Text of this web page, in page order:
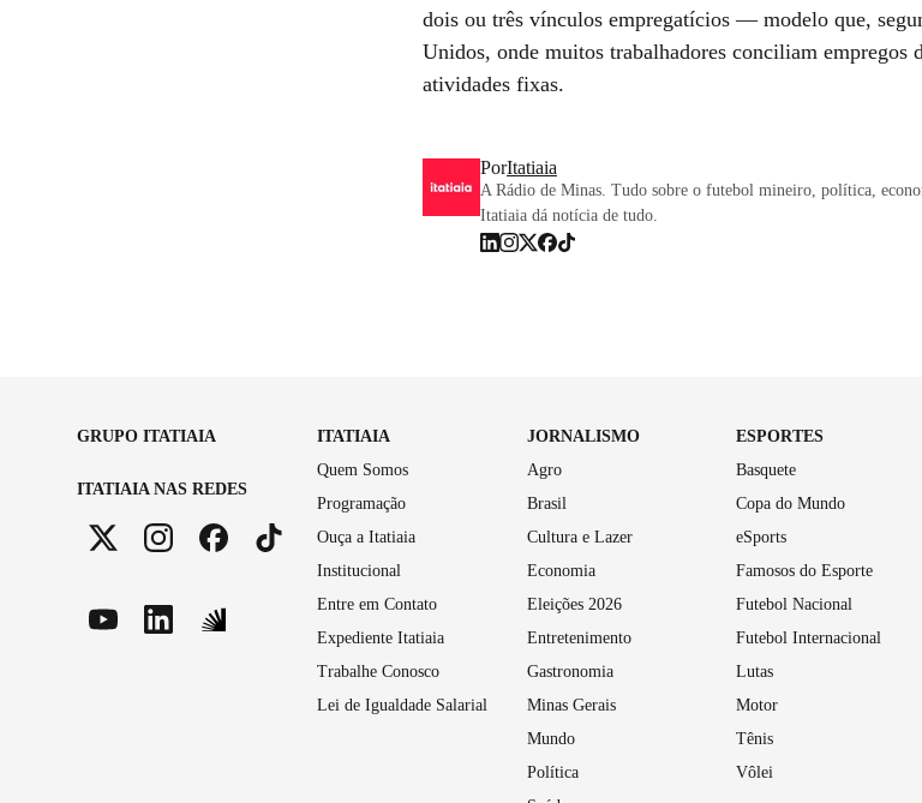
dois ou três vínculos empregatícios — modelo que,
Unidos, onde muitos trabalhadores conciliam empregos
atividades fixas.
PorItatiaia
A Rádio de Minas. Tudo sobre o futebol mineiro, política,
Itatiaia dá notícia de tudo.
GRUPO ITATIAIA
ITATIAIA NAS REDES
ITATIAIA
Quem Somos
Programação
Ouça a Itatiaia
Institucional
Entre em Contato
Expediente Itatiaia
Trabalhe Conosco
Lei de Igualdade Salarial
JORNALISMO
Agro
Brasil
Cultura e Lazer
Economia
Eleições 2026
Entretenimento
Gastronomia
Minas Gerais
Mundo
Política
ESPORTES
Basquete
Copa do Mundo
eSports
Famosos do Esporte
Futebol Nacional
Futebol Internacional
Lutas
Motor
Tênis
Vôlei